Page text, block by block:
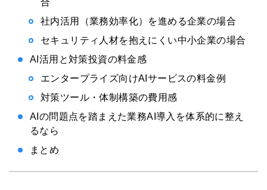
合
社内活用（業務効率化）を進める企業の場合
セキュリティ人材を抱えにくい中小企業の場合
AI活用と対策投資の料金感
エンタープライズ向けAIサービスの料金例
対策ツール・体制構築の費用感
AIの問題点を踏まえた業務AI導入を体系的に整え
るなら
まとめ